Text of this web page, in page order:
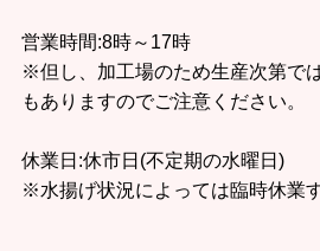
営業時間:8時～17時
※但し、加工場のため生産次第で
もありますのでご注意ください。
休業日:休市日(不定期の水曜日)
※水揚げ状況によっては臨時休業